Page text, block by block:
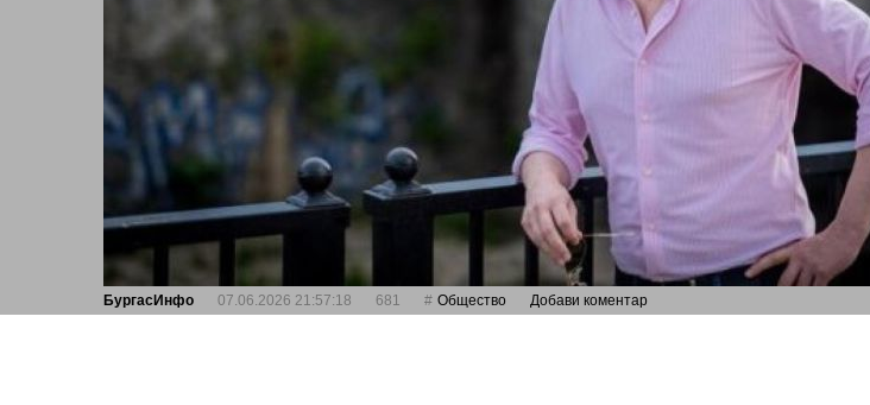
БургасИнфо 07.06.2026 21:57:18 681 Общество Добави коментар